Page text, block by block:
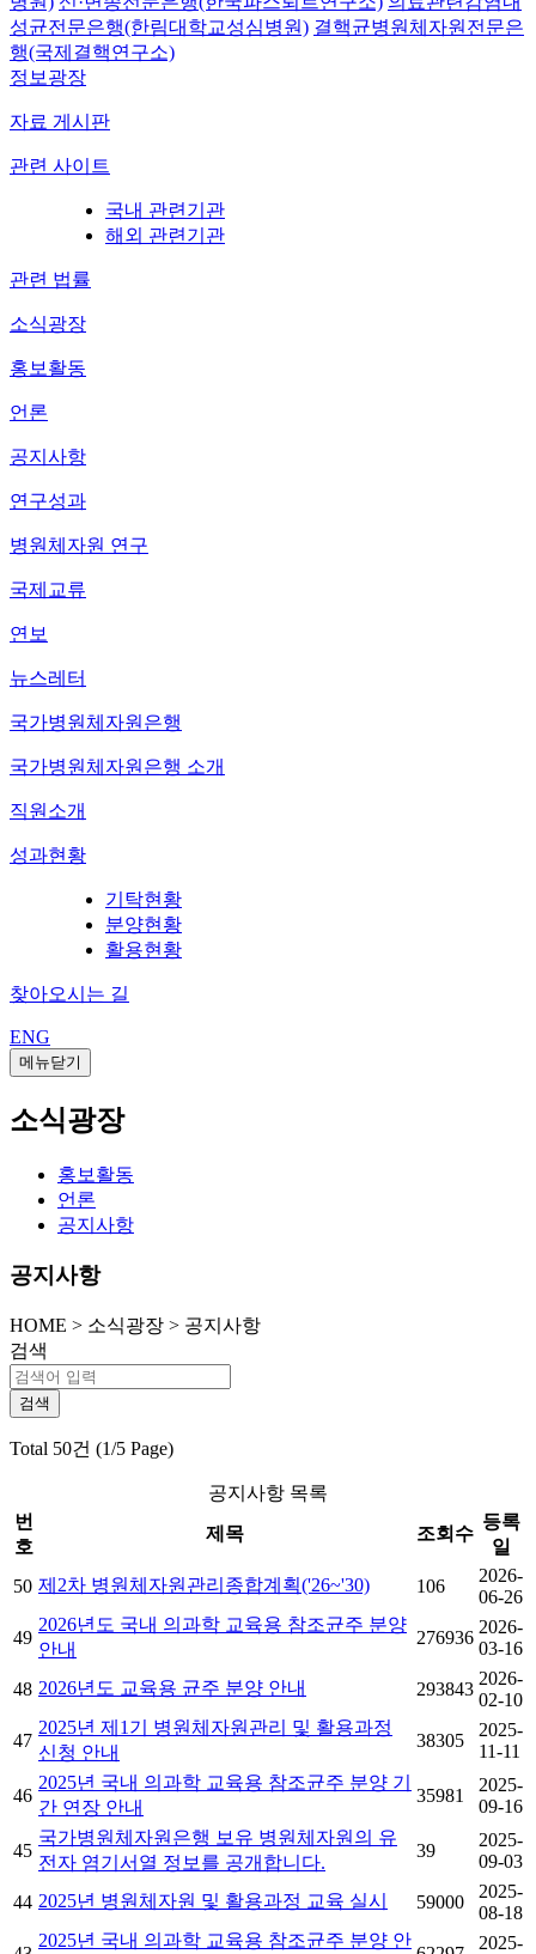
성균전문은행(한림대학교성심병원) 결핵균병원체자원전문은
행(국제결핵연구소)
정보광장
자료 게시판
관련 사이트
국내 관련기관
해외 관련기관
관련 법률
소식광장
홍보활동
언론
공지사항
연구성과
병원체자원 연구
국제교류
연보
뉴스레터
국가병원체자원은행
국가병원체자원은행 소개
직원소개
성과현황
기탁현황
분양현황
활용현황
찾아오시는 길
ENG
메뉴닫기
소식광장
홍보활동
언론
공지사항
공지사항
HOME > 소식광장 > 공지사항
검색
Total 50건 (1/5 Page)
공지사항 목록
번
호
제목 조회수
등록
일
50 제2차 병원체자원관리종합계획('26~'30) 106
2026-
06-26
49
2026년도 국내 의과학 교육용 참조균주 분양
안내
276936
2026-
03-16
48 2026년도 교육용 균주 분양 안내 293843
2026-
02-10
47
2025년 제1기 병원체자원관리 및 활용과정
신청 안내
38305
2025-
11-11
46
2025년 국내 의과학 교육용 참조균주 분양 기
간 연장 안내
35981
2025-
09-16
45
국가병원체자원은행 보유 병원체자원의 유
전자 염기서열 정보를 공개합니다.
39
2025-
09-03
44 2025년 병원체자원 및 활용과정 교육 실시 59000
2025-
08-18
2025년 국내 의과학 교육용 참조균주 분양 안 2025-